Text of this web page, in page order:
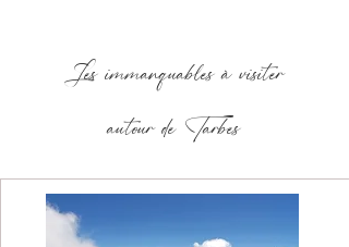
Les immanquables à visiter
autour de Tarbes